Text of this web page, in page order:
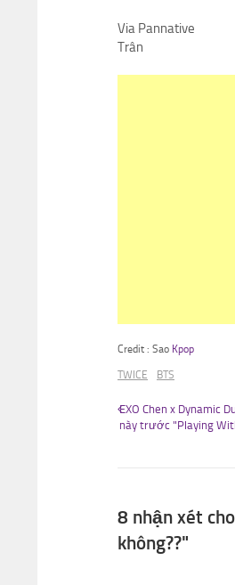
Via Pannative
Trân
Credit : Sao Kpop
TWICE BTS
EXO Chen x Dynamic
này trước "Playing
8 nhận xét
không??"